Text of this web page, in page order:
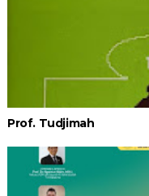
Prof. Tudjimah